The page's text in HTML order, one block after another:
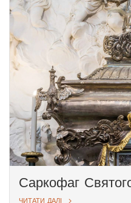
Саркофаг
ЧИТАТИ ДАЛІ